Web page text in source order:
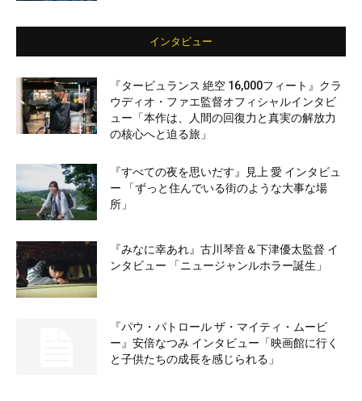
インタビュー
『タービュランス 絶空 16,000フィート』クラ
ウディオ・ファエ監督オフィシャルインタビ
ュー「本作は、人間の回復力と真実の解放力
の核心へと迫る旅」
『すべての夜を思いだす』見上 愛 インタビュ
ー 「ずっと住んでいる街のような大事な場
所」
『みなに幸あれ』古川琴音＆下津優太監督 イ
ンタビュー 「ニュージャンルホラー誕生」
『パウ・パトロール ザ・マイティ・ムービ
ー』安倍なつみ インタビュー「映画館に行く
と子供たちの成長を感じられる」